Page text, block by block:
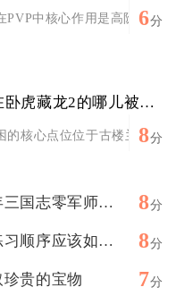
PVP中核心作用是高阶强化
6分
赤兔马在卧虎藏龙2的哪儿被困住
的核心点位位于古楼兰地图
8分
如何能够快速地增强少年三国志零军师的战斗能力 8分
卧虎藏龙洗练套装技的练习顺序应该如何安排 8分
贵的宝物 7分